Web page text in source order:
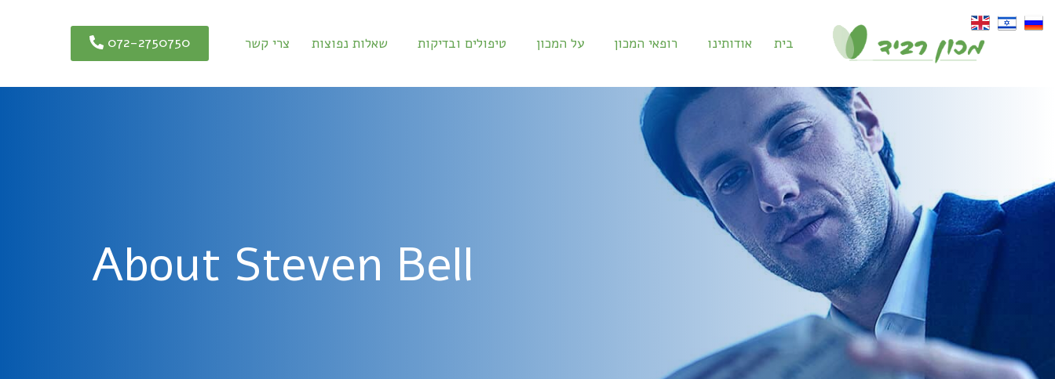
לתוכן
בית אודותינו רופאי המכון על המכון טיפולים ובדיקות שאלות נפוצות צרי קשר 072-2750750
About Steven Bell